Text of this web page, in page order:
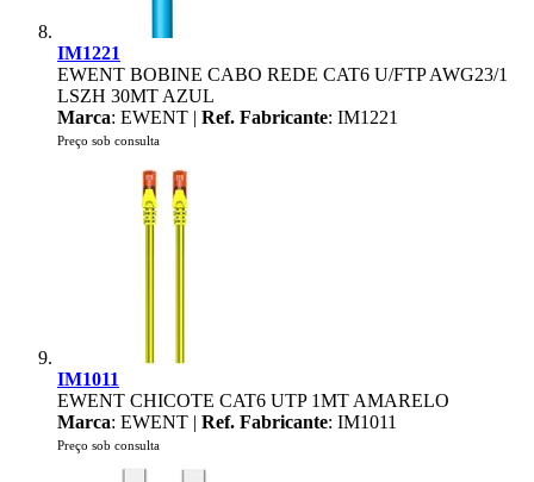
IM1221
EWENT BOBINE CABO REDE CAT6 U/FTP AWG23/1
LSZH 30MT AZUL
Marca: EWENT | Ref. Fabricante: IM1221
Preço sob consulta
IM1011
EWENT CHICOTE CAT6 UTP 1MT AMARELO
Marca: EWENT | Ref. Fabricante: IM1011
Preço sob consulta